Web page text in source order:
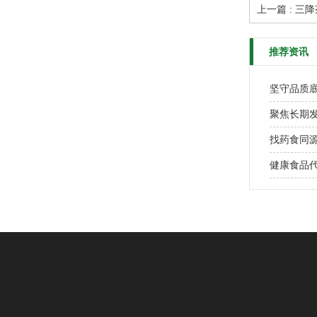
上一篇 : 三
推荐资讯
聚焦长期
健康食品